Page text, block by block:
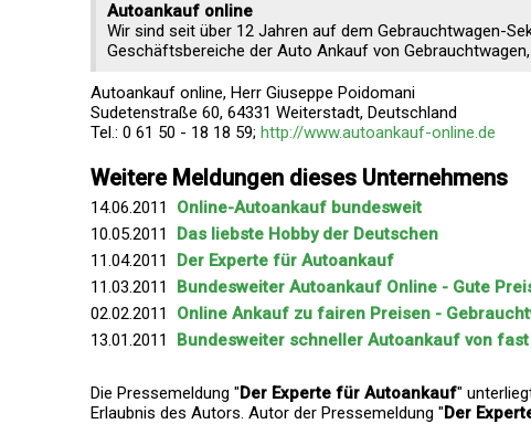
Autoankauf online
Wir sind seit über 12 Jahren auf dem Gebrauchtwagen-
Geschäftsbereiche der Auto Ankauf von
Autoankauf online, Herr Giuseppe Poidomani
Sudetenstraße 60, 64331 Weiterstadt, Deutschland
Tel.: 0 61 50 - 18 18 59; http://www.autoankauf-online.de
Weitere Meldungen dieses Unternehmens
14.06.2011 Online-Autoankauf bundesweit
10.05.2011 Das liebste Hobby der Deutschen
11.04.2011 Der Experte für Autoankauf
11.03.2011 Bundesweiter Autoankauf Online - Gute
02.02.2011 Online Ankauf zu fairen Preisen -
13.01.2011 Bundesweiter schneller Autoankauf von
Die Pressemeldung "Der Experte für Autoankauf"
Erlaubnis des Autors. Autor der Pressemeldung "Der